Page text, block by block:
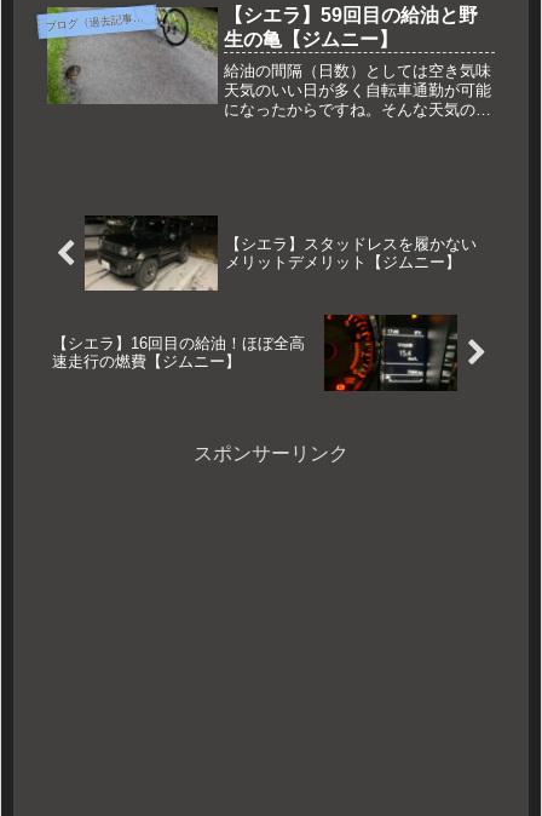
ん。ＪＢ23は10型まで生産されていた
ということでマニアック拘りのある方
は希望の型式を探すだけでも一苦労で
す。
ブ
ログ（過去記事一覧）
【シエラ】59回目の給油と野
生の亀【ジムニー】
給油の間隔（日数）としては空き気味
天気のいい日が多く自転車通勤が可能
になったからですね。そんな天気の良
【シエラ】スタッドレスを履かない
メリットデメリット【ジムニー】
【シエラ】16回目の給油！ほぼ全高
速走行の燃費【ジムニー】
スポンサーリンク